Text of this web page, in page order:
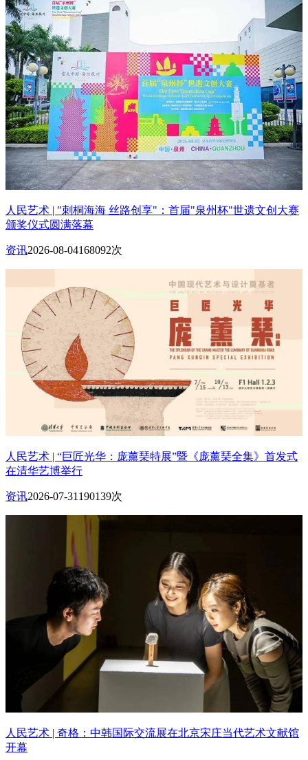
人民艺术 | "刺桐海海 丝路创享"：首届"泉州杯"世遗文创大赛
颁奖仪式圆满落幕
资讯2026-08-04168092次
人民艺术 | “巨匠光华：庞薰琹特展”暨《庞薰琹全集》首发式
在清华艺博举行
资讯2026-07-31 190139次
人民艺术 | 奇格：中韩国际交流展在北京宋庄当代艺术文献馆
开幕